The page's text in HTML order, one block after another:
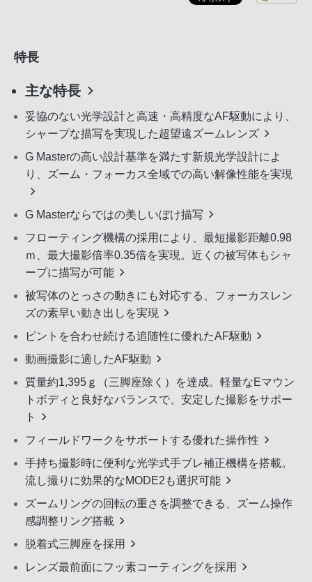
特長
主な特長
妥協のない光学設計と高速・高精度なAF駆動により、
シャープな描写を実現した超望遠ズームレンズ
G Masterの高い設計基準を満たす新規光学設計によ
り、ズーム・フォーカス全域での高い解像性能を実現
G Masterならではの美しいぼけ描写
フローティング機構の採用により、最短撮影距離0.98
ｍ、最大撮影倍率0.35倍を実現。近くの被写体もシャ
ープに描写が可能
被写体のとっさの動きにも対応する、フォーカスレン
ズの素早い動き出しを実現
ピントを合わせ続ける追随性に優れたAF駆動
動画撮影に適したAF駆動
質量約1,395ｇ（三脚座除く）を達成。軽量なEマウン
トボディと良好なバランスで、安定した撮影をサポー
ト
フィールドワークをサポートする優れた操作性
手持ち撮影時に便利な光学式手ブレ補正機構を搭載。
流し撮りに効果的なMODE2も選択可能
ズームリングの回転の重さを調整できる、ズーム操作
感調整リング搭載
脱着式三脚座を採用
レンズ最前面にフッ素コーティングを採用